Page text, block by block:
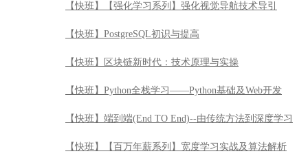
【快班】【强化学习系列】强化视觉导航技术导引
【快班】PostgreSQL初识与提高
【快班】区块链新时代：技术原理与实操
【快班】Python全栈学习——Python基础及Web开发
【快班】端到端(End TO End)--由传统方法到深度学习
【快班】【百万年薪系列】宽度学习实战及算法解析